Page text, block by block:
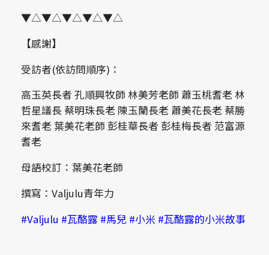
▼△▼△▼△▼△▼△
【感謝】
受訪者(依訪問順序)：
高玉英長者 孔順興牧師 林美芳老師 蕭玉桃耆老 林
哲星議長 蔡明珠長老 陳玉蘭長老 蕭美花長老 蔡勝
來耆老 葉美花老師 彭桂華長者 彭桂梅長者 范富源
耆老
母語校訂：葉美花老師
撰寫：Valjulu青年力
#Valjulu #瓦酪露 #馬兒 #小米 #瓦酪露的小米故事